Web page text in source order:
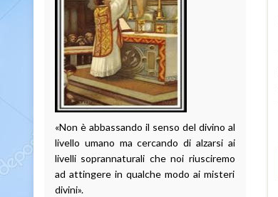
«Non è abbassando il senso del divino al
livello umano ma cercando di alzarsi ai
livelli soprannaturali che noi riusciremo
ad attingere in qualche modo ai misteri
divini».